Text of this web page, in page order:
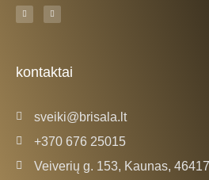
F
a
c
-
f
I
n
s
m
kontaktai
sveiki@brisala.lt
+370 676 25015
Veiverių g. 153, Kaunas,